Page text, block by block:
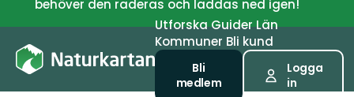
behöver den raderas och laddas ned igen!
UtforskaGuiderLän
Kommuner Bli kund
Bli
medlem
Logga
in